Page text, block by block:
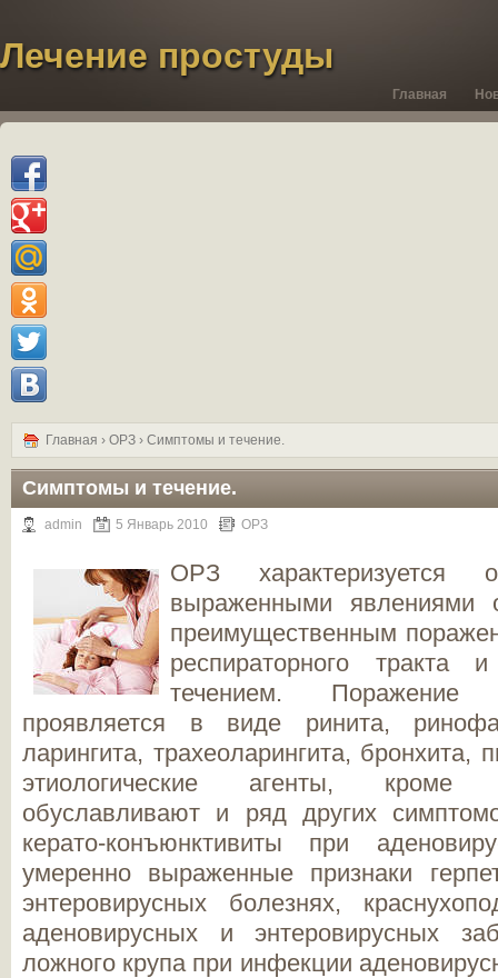
Лечение простуды
Главная
Главная › ОРЗ › Симптомы и течение.
Симптомы и течение.
admin 5 Январь 2010 ОРЗ
ОРЗ характеризуется
выраженными явлениями
преимущественным
респираторного тракта
течением. Поражение
проявляется в виде ринита,
ларингита, трахеоларингита, бронхита,
этиологические агенты, кроме
обуславливают и ряд других
керато-конъюнктивиты при
умеренно выраженные признаки
энтеровирусных болезнях,
аденовирусных и энтеровирусных
ложного крупа при инфекции